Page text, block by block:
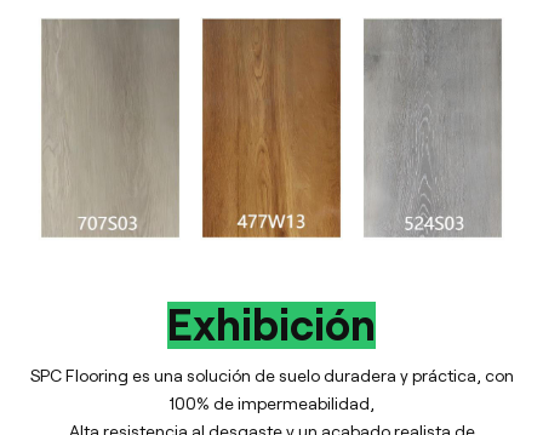
Exhibición
SPC Flooring es una solución de suelo duradera y práctica, con
100% de impermeabilidad,
Alta resistencia al desgaste y un acabado realista de